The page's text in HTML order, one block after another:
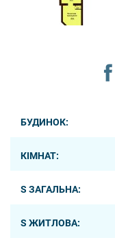
БУДИНОК:
КІМНАТ:
S ЗАГАЛЬНА:
S ЖИТЛОВА: